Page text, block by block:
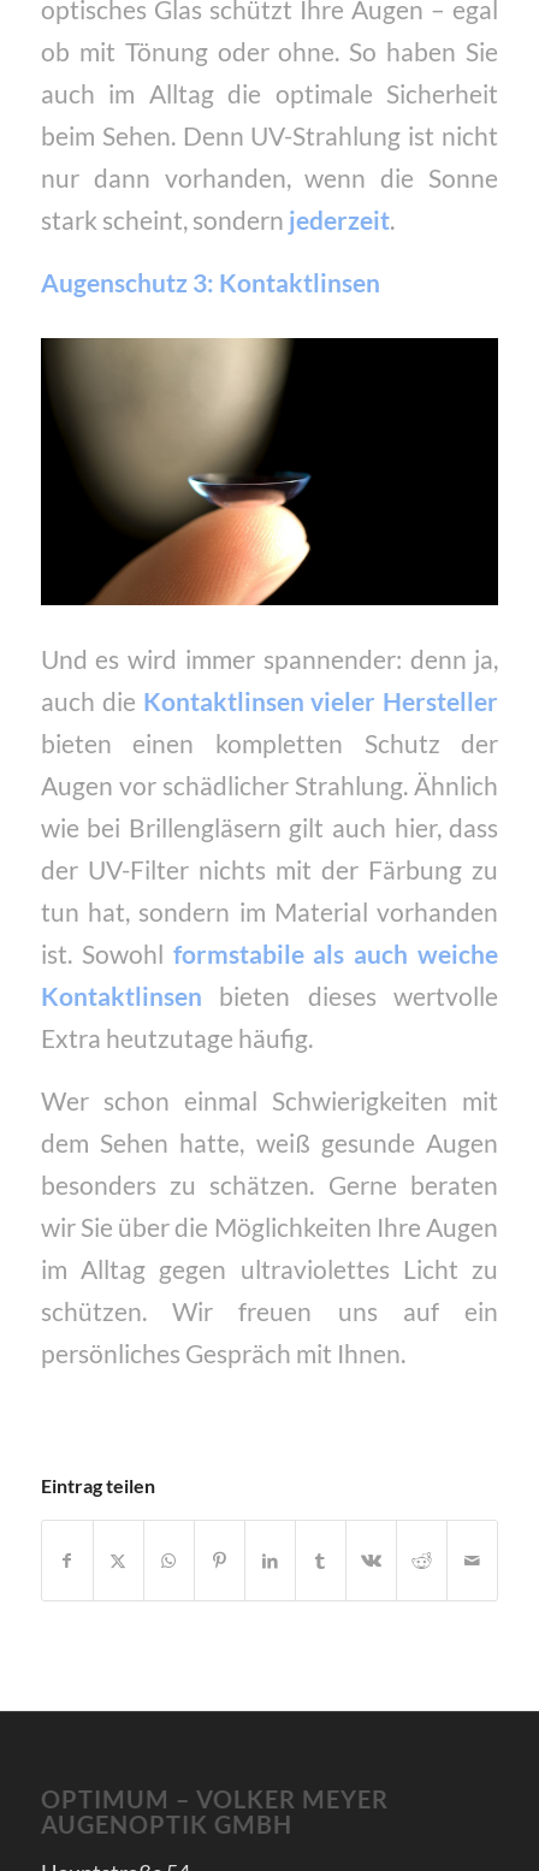
optisches Glas schützt Ihre Augen – egal
ob mit Tönung oder ohne. So haben Sie
auch im Alltag die optimale Sicherheit
beim Sehen. Denn UV-Strahlung ist nicht
nur dann vorhanden, wenn die Sonne
stark scheint, sondern jederzeit.
Augenschutz 3: Kontaktlinsen
Und es wird immer spannender: denn ja,
auch die Kontaktlinsen vieler Hersteller
bieten einen kompletten Schutz der
Augen vor schädlicher Strahlung. Ähnlich
wie bei Brillengläsern gilt auch hier, dass
der UV-Filter nichts mit der Färbung zu
tun hat, sondern im Material vorhanden
ist. Sowohl formstabile als auch weiche
Kontaktlinsen bieten dieses wertvolle
Extra heutzutage häufig.
Wer schon einmal Schwierigkeiten mit
dem Sehen hatte, weiß gesunde Augen
besonders zu schätzen. Gerne beraten
wir Sie über die Möglichkeiten Ihre Augen
im Alltag gegen ultraviolettes Licht zu
schützen. Wir freuen uns auf ein
persönliches Gespräch mit Ihnen.
Eintrag teilen
OPTIMUM – VOLKER MEYER
AUGENOPTIK GMBH